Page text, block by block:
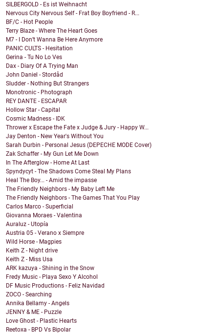
SILBERGOLD - Es ist Weihnacht
Nervous City Nervous Self - Frat Boy Boyfriend - R...
BF/C - Hot People
Terry Blaze - Where The Heart Goes
M7 - I Don’t Wanna Be Here Anymore
PANIC CULTS - Hesitation
Gerina - Tu No Lo Ves
Dax - Diary Of A Trying Man
John Daniel - Stordåd
Sludder - Nothing But Strangers
Monotronic - Photograph
REY DANTE - ESCAPAR
Hollow Star - Capital
Cosmic Madness - IDK
Thrower x Escape the Fate x Judge & Jury - Happy W...
Jay Denton - New Year's Without You
Sarah Durbin - Personal Jesus (DEPECHE MODE Cover)
Zak Schaffer - My Gun Let Me Down
In The Afterglow - Home At Last
Spyndycyt - The Shadows Come Steal My Plans
Heal The Boy... - Amid the impasse
The Friendly Neighbors - My Baby Left Me
The Friendly Neighbors - The Games That You Play
Carlos Marco - Superficial
Giovanna Moraes - Valentina
Auraluz - Utopía
Austria 05 - Verano x Siempre
Wild Horse - Magpies
Keith Z - Night drive
Keith Z - Miss Usa
ARK kazuya - Shining in the Snow
Fredy Music - Playa Sexo Y Alcohol
DF Music Productions - Feliz Navidad
ZOCO - Searching
Annika Bellamy - Angels
JENNY & ME - Puzzle
Love Ghost - Plastic Hearts
Reetoxa - BPD Vs Bipolar